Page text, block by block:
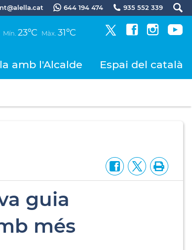
644 194 474 935 552 339
Mín. 23ºC Màx. 31ºC
amb l'Alcalde Espai del català
guia
més